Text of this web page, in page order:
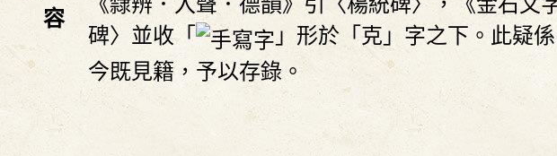
容
《隸辨．入聲．德韻》引〈楊統碑〉，《金石
碑〉並收「
」形於「克」字之下。此疑係
今既見籍，予以存錄。